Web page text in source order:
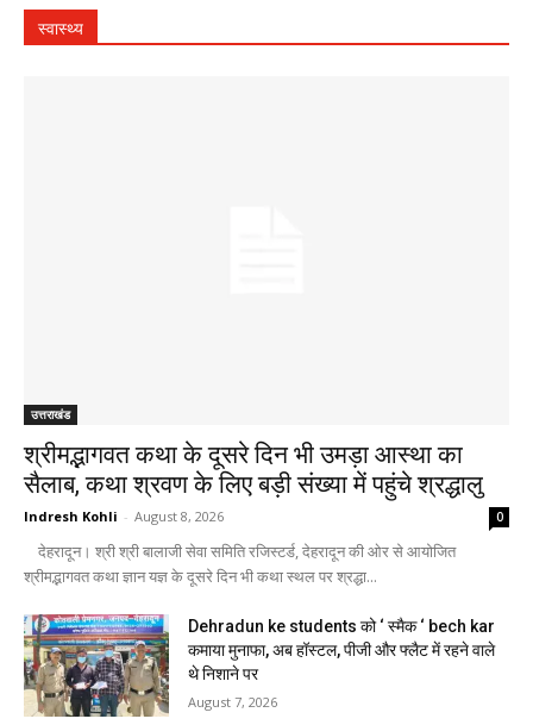
स्वास्थ्य
उत्तराखंड
श्रीमद्भागवत कथा के दूसरे दिन भी उमड़ा आस्था का
सैलाब, कथा श्रवण के लिए बड़ी संख्या में पहुंचे श्रद्धालु
Indresh Kohli - August 8, 2026 0
देहरादून। श्री श्री बालाजी सेवा समिति रजिस्टर्ड, देहरादून की ओर से आयोजित
श्रीमद्भागवत कथा ज्ञान यज्ञ के दूसरे दिन भी कथा स्थल पर श्रद्धा...
Dehradun ke students को ‘ स्मैक ‘ bech kar
कमाया मुनाफा, अब हॉस्टल, पीजी और फ्लैट में रहने वाले
थे निशाने पर
August 7, 2026